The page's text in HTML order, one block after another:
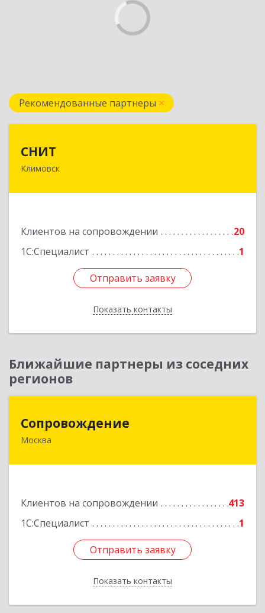
Рекомендованные партнеры
СНИТ
Климовск
Клиентов на сопровождении
20
1С:Специалист
1
Отправить заявку
Показать контакты
142180, Московская обл, Климовск г, Советская
Отправить заявку
Назад
Ближайшие партнеры из соседних
регионов
Сопровождение
Москва
Клиентов на сопровождении
413
1С:Специалист
1
Отправить заявку
Показать контакты
117198, Москва г, Саморы Машела ул, дом № 8,
Отправить заявку
Назад